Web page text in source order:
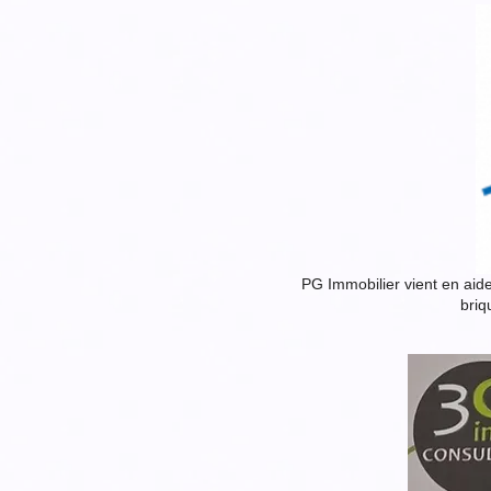
PG Immobilier vient en